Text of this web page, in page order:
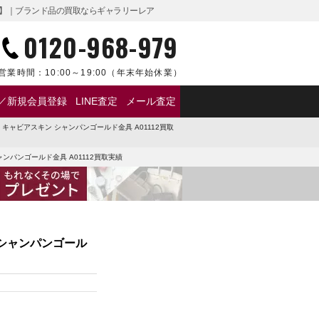
｜ブランド品の買取ならギャラリーレア
0120-968-979
業時間： 10:00～19:00 （年末年始休業）
新規会員登録 LINE査定 メール査定
ャビアスキン シャンパンゴールド金具 A01112買取
パンゴールド金具 A01112買取実績
ャンパンゴール